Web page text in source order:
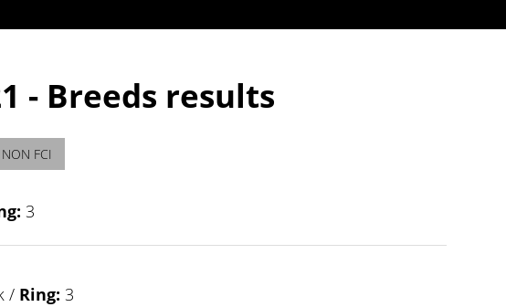
- Breeds results
NON FCI
3
/ Ring: 3